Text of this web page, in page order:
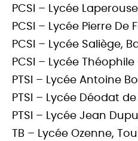
PCSI – Lycée
PCSI – Lycée Pierre De
PCSI – Lycée Saliège,
PCSI – Lycée
PTSI – Lycée Antoine
PTSI – Lycée Déodat
PTSI – Lycée Jean
TB – Lycée Ozenne,